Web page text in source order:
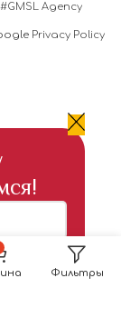
#GMSL Agency
Privacy Policy
Фильтры